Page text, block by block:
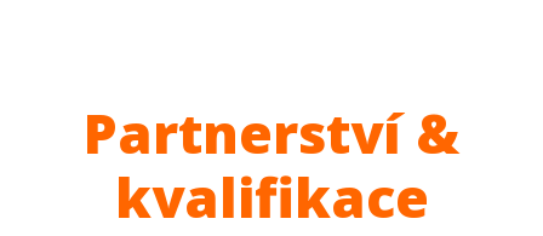
Partnerství &
kvalifikace